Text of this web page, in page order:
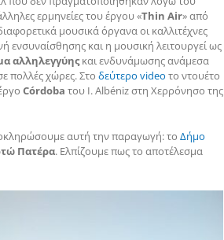
ερμηνείες του έργου «Thin Air» από
μουσικά όργανα οι καλλιτέχνες
ενσυναίσθησης και η μουσική λειτουργεί ως
αλληλεγγύηςκαι ενδυνάμωσης ανάμεσα
πολλές χώρες. Στο δεύτερο video το ντουέτο
Córdoba του I. Albéniz στη Χερρόνησο της
αυτή την παραγωγή: το Δήμο
Πατέρα. Ελπίζουμε πως το αποτέλεσμα